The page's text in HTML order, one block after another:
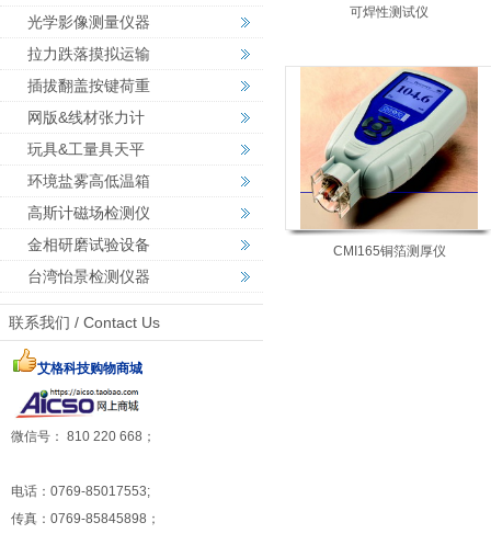
光学影像测量仪器
拉力跌落摸拟运输
插拔翻盖按键荷重
网版&线材张力计
玩具&工量具天平
环境盐雾高低温箱
高斯计磁场检测仪
金相研磨试验设备
台湾怡景检测仪器
联系我们 / Contact Us
艾格科技购物商城
微信号： 810 220 668；
电话：0769-85017553;
传真：0769-85845898；
可焊性测试仪
CMI165铜箔测厚仪